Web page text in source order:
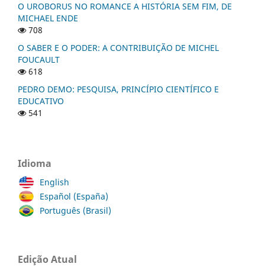
O UROBORUS NO ROMANCE A HISTÓRIA SEM FIM, DE
MICHAEL ENDE
708
O SABER E O PODER: A CONTRIBUIÇÃO DE MICHEL
FOUCAULT
618
PEDRO DEMO: PESQUISA, PRINCÍPIO CIENTÍFICO E
EDUCATIVO
541
Idioma
English
Español (España)
Português (Brasil)
Edição Atual